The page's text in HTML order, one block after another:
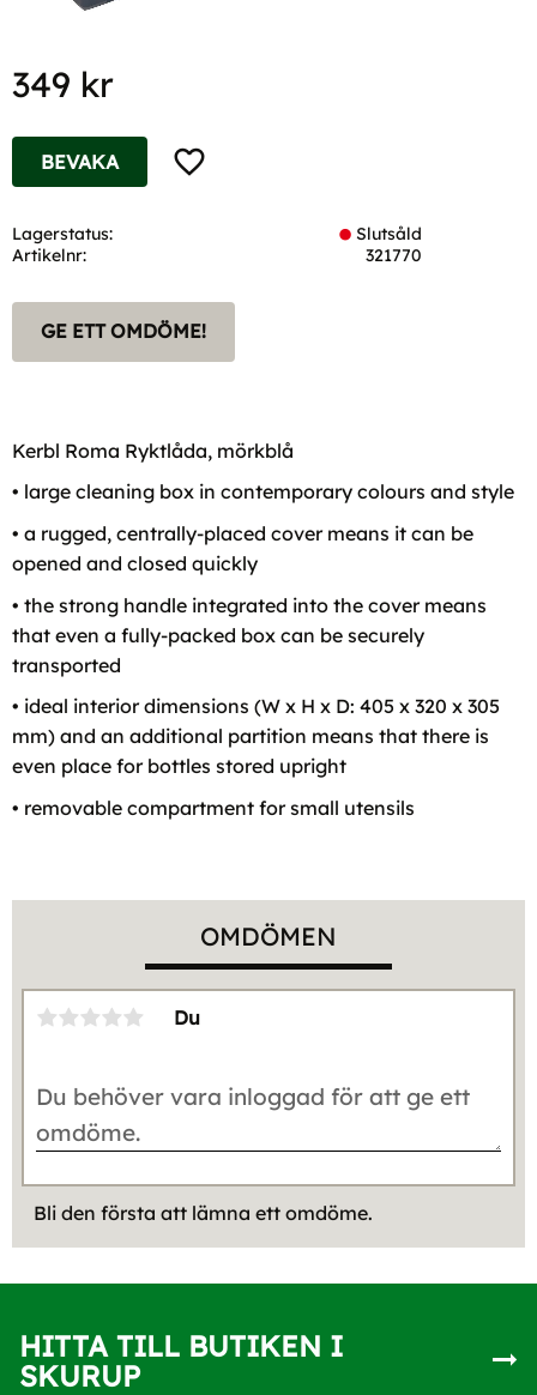
349 kr
Lägg till i favoriter
BEVAKA
Lagerstatus
Slutsåld
Artikelnr
321770
GE ETT OMDÖME!
Kerbl Roma Ryktlåda, mörkblå
• large cleaning box in contemporary colours and style
• a rugged, centrally-placed cover means it can be
opened and closed quickly
• the strong handle integrated into the cover means
that even a fully-packed box can be securely
transported
• ideal interior dimensions (W x H x D: 405 x 320 x 305
mm) and an additional partition means that there is
even place for bottles stored upright
• removable compartment for small utensils
OMDÖMEN
Du
Bli den första att lämna ett omdöme.
HITTA TILL BUTIKEN I
SKURUP